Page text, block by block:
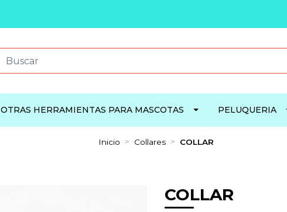
OTRAS HERRAMIENTAS PARA MASCOTAS PELUQUERIA
Inicio Collares COLLAR
COLLAR